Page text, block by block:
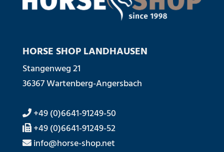
HORSE SHOP LANDHAUSEN
Stangenweg 21
36367 Wartenberg-Angersbach
+49 (0)6641-91249-50
+49 (0)6641-91249-52
info@horse-shop.net